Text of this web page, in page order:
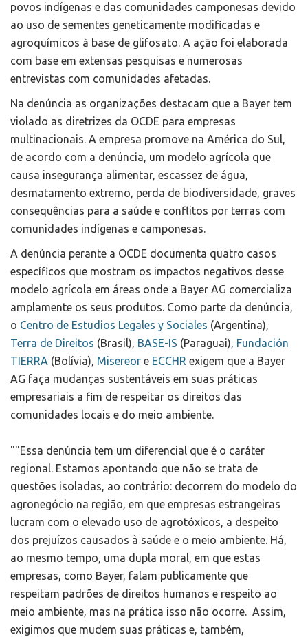
povos indígenas e das comunidades camponesas devido
ao uso de sementes geneticamente modificadas e
agroquímicos à base de glifosato. A ação foi elaborada
com base em extensas pesquisas e numerosas
entrevistas com comunidades afetadas.
Na denúncia as organizações destacam que a Bayer tem
violado as diretrizes da OCDE para empresas
multinacionais. A empresa promove na América do Sul,
de acordo com a denúncia, um modelo agrícola que
causa insegurança alimentar, escassez de água,
desmatamento extremo, perda de biodiversidade, graves
consequências para a saúde e conflitos por terras com
comunidades indígenas e camponesas.
A denúncia perante a OCDE documenta quatro casos
específicos que mostram os impactos negativos desse
modelo agrícola em áreas onde a Bayer AG comercializa
amplamente os seus produtos. Como parte da denúncia,
o Centro de Estudios Legales y Sociales (Argentina),
Terra de Direitos (Brasil), BASE-IS (Paraguai), Fundación
TIERRA (Bolívia), Misereor e ECCHR exigem que a Bayer
AG faça mudanças sustentáveis em suas práticas
empresariais a fim de respeitar os direitos das
comunidades locais e do meio ambiente.
""Essa denúncia tem um diferencial que é o caráter
regional. Estamos apontando que não se trata de
questões isoladas, ao contrário: decorrem do modelo do
agronegócio na região, em que empresas estrangeiras
lucram com o elevado uso de agrotóxicos, a despeito
dos prejuízos causados à saúde e o meio ambiente. Há,
ao mesmo tempo, uma dupla moral, em que estas
empresas, como Bayer, falam publicamente que
respeitam padrões de direitos humanos e respeito ao
meio ambiente, mas na prática isso não ocorre. Assim,
exigimos que mudem suas práticas e, também,